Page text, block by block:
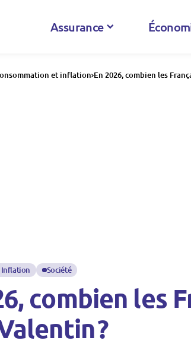
Assurance
et inflation En 2026, combien les
Inflation Société
combien les
?